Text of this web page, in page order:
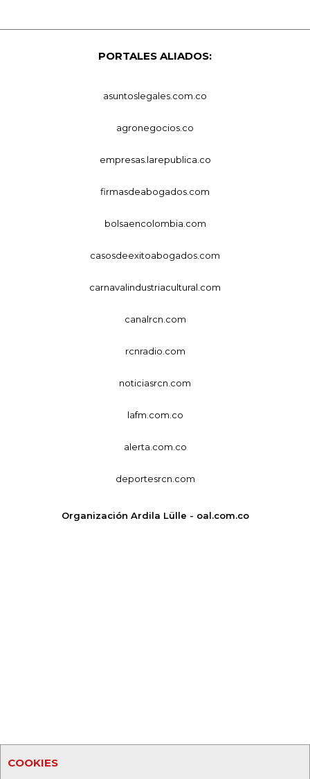
COOKIES
PORTALES ALIADOS:
asuntoslegales.com.co
agronegocios.co
empresas.larepublica.co
firmasdeabogados.com
bolsaencolombia.com
casosdeexitoabogados.com
carnavalindustriacultural.com
canalrcn.com
rcnradio.com
noticiasrcn.com
lafm.com.co
alerta.com.co
deportesrcn.com
Organización Ardila Lülle - oal.com.co